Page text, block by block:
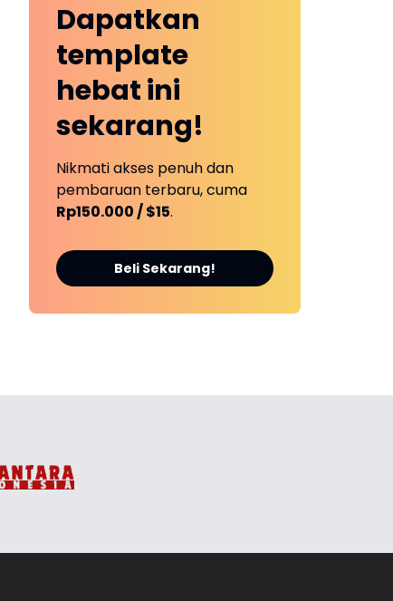
Dapatkan
template
hebat ini
sekarang!
Nikmati akses penuh dan
pembaruan terbaru, cuma
Rp150.000 / $15.
Beli Sekarang!